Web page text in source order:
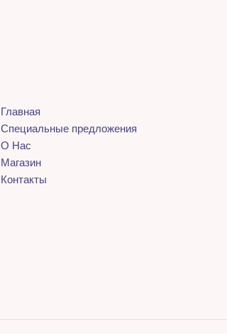
Главная
Специальные предложения
О Нас
Магазин
Контакты